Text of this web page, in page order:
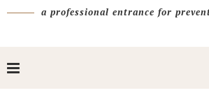
a professional entrance for